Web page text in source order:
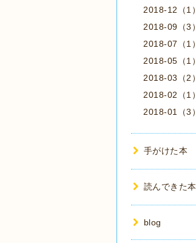
2018-12（1）
2018-09（3）
2018-07（1）
2018-05（1）
2018-03（2）
2018-02（1）
2018-01（3）
手がけた本
読んできた本
blog